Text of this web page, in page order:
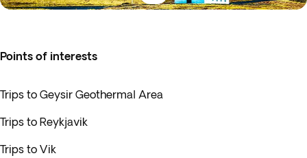
Points of interests
Trips to Geysir Geothermal Area
Trips to Reykjavik
Trips to Vik